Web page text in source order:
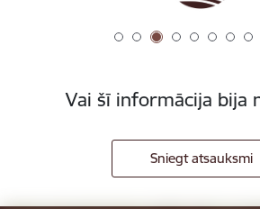
Vai šī informācija bija
Sniegt atsauksmi